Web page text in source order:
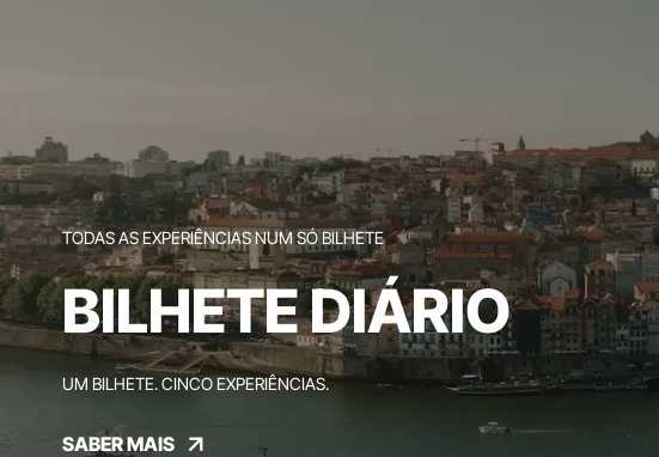
TODAS AS EXPERIÊNCIAS NUM SÓ BILHETE
BILHETE DIÁRIO
UM BILHETE. CINCO EXPERIÊNCIAS.
SABER MAIS